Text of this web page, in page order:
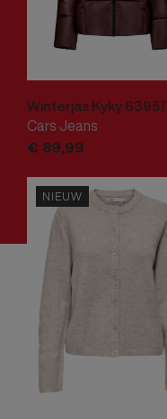
Winterjas Kyky 63957
Cars Jeans
€ 89,99
NIEUW